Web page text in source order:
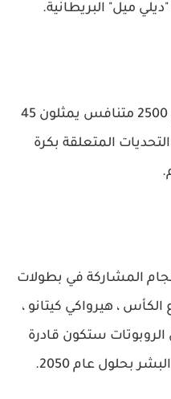
ميل" البريطانية.
سيشهد RoboCup23 اجتماع 2500 متنافس يمثلون 45
المتعلقة بكرة
المشاركة في بطولات
الكأس ، هيرواكي كيتانو ،
30 عامًا ، أن الروبوتات ستكون قادرة
بحلول عام 2050.